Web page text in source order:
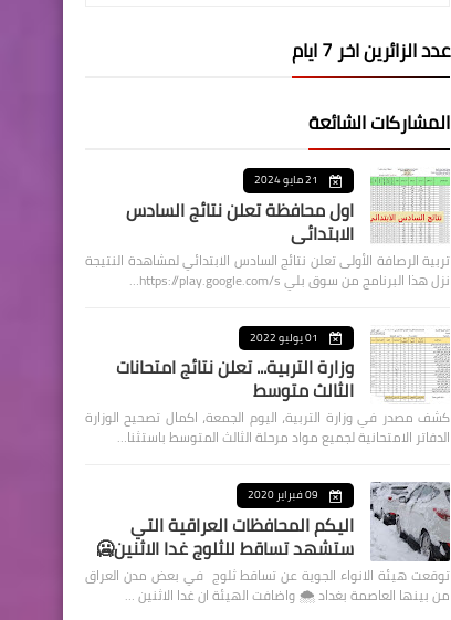
عدد الزائرين اخر 7 ايام
المشاركات الشائعة
21 مايو 2024
اول محافظة تعلن نتائج السادس
الابتدائي
تربية الرصافة الأولى تعلن نتائج السادس الابتدائي لمشاهدة النتيجة
نزل هذا البرنامج من سوق بلي https://play.google.com/s…
01 يوليو 2022
وزارة التربية... تعلن نتائج امتحانات
الثالث متوسط
كشف مصدر في وزارة التربية، اليوم الجمعة، اكمال تصحيح الوزارة
الدفاتر الامتحانية لجميع مواد مرحلة الثالث المتوسط باستثنا…
09 فبراير 2020
اليكم المحافظات العراقية التي
ستشهد تساقط للثلوج غدا الاثنين🥶
توقعت هيئة الانواء الجوية عن تساقط ثلوج في بعض مدن العراق
من بينها العاصمة بغداد ⁦🌨️⁩ واضافت الهيئة ان غدا الاثنين …